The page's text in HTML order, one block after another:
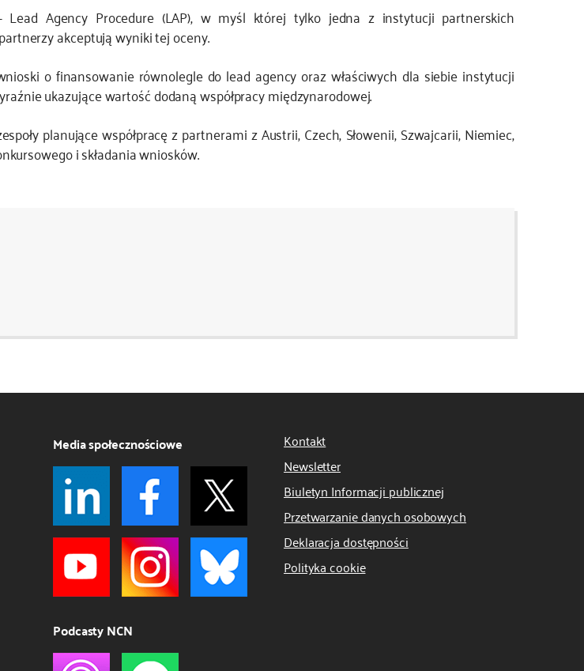
Agency Procedure (LAP), w myśl której tylko jedna z instytucji partnerskich
akceptują wyniki tej oceny.
o finansowanie równolegle do lead agency oraz właściwych dla siebie instytucji
ukazujące wartość dodaną współpracy międzynarodowej.
planujące współpracę z partnerami z Austrii, Czech, Słowenii, Szwajcarii, Niemiec,
i składania wniosków.
Media społecznościowe
Podcasty NCN
Kontakt
Newsletter
Biuletyn Informacji publicznej
Przetwarzanie danych osobowych
Deklaracja dostępności
Polityka cookie